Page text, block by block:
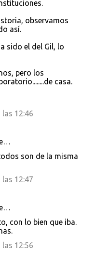
observamos
así.
sido el del Gil, lo
pero los
casa.
las 12:46
son de la misma
las 12:47
con lo bien que iba.
las 12:56